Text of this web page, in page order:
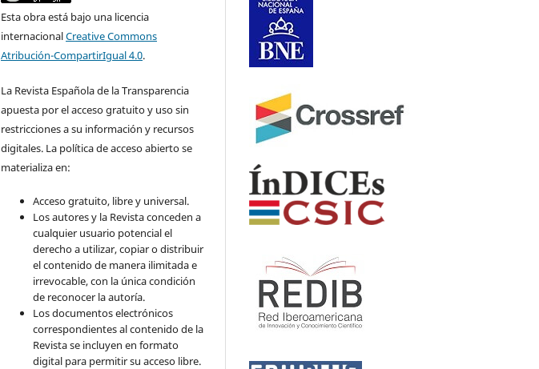
Esta obra está bajo una licencia
internacionalCreative Commons
Atribución-CompartirIgual 4.0.
La Revista Española de la Transparencia
apuesta por el acceso gratuito y uso sin
restricciones a su información y recursos
digitales. La política de acceso abierto se
materializa en:
Acceso gratuito, libre y universal.
Los autores y la Revista conceden a
cualquier usuario potencial el
derecho a utilizar, copiar o distribuir
el contenido de manera ilimitada e
irrevocable, con la única condición
de reconocer la autoría.
Los documentos electrónicos
correspondientes al contenido de la
Revista se incluyen en formato
digital para permitir su acceso libre.